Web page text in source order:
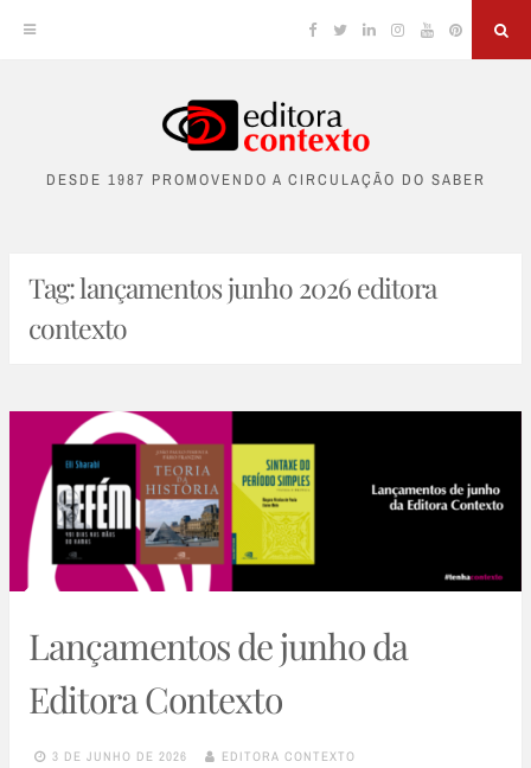
content
Facebook
TwitterLinkedinInstagram
YouTubePinterest
DESDE 1987 PROMOVENDO A CIRCULAÇÃO DO SABER
Tag:lançamentos junho 2026 editora
contexto
Lançamentos de junho da
Editora Contexto
3 DE JUNHO DE 2026 EDITORA CONTEXTO